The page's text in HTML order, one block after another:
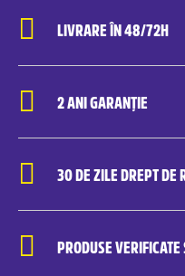
LIVRARE ÎN 48/72H
2 ANI GARANȚIE
30 DE ZILE DREPT DE
PRODUSE